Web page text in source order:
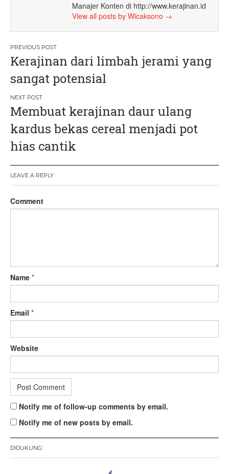
Manajer Konten di http://www.kerajinan.id
View all posts by Wicaksono →
P
o
s
t
n
a
v
i
g
a
n
Kerajinan dari limbah jerami yang
sangat potensial
Membuat kerajinan daur ulang
kardus bekas cereal menjadi pot
hias cantik
LEAVE A REPLY
Comment
Name *
Email *
Website
Notify me of follow-up comments by email.
Notify me of new posts by email.
DIDUKUNG: